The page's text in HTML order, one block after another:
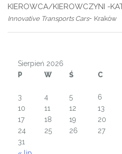
KIEROWCA/KIEROWCZYNI -
Innovative Transports Cars- Kraków
Sierpień 2026
P
W Ś C
3
4 5 6
10
11 12 13
17
18 19 20
24
25 26 27
31